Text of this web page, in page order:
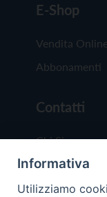
E-Shop
Vendita
Abbonamenti
Contatti
Chi Siamo
Redazione
Scrivici
Informativa
Utilizziamo